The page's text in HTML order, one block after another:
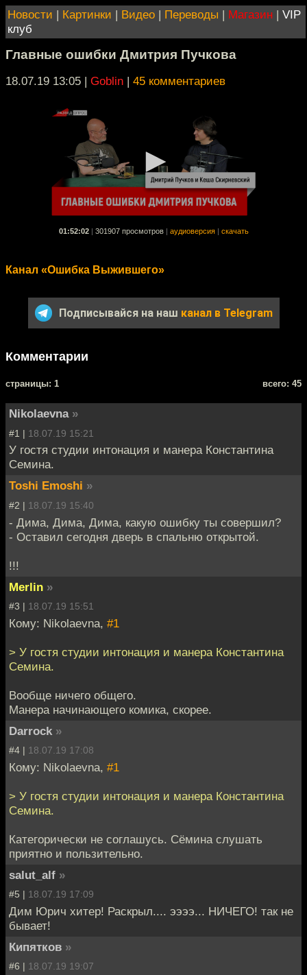
Новости | Картинки | Видео | Переводы | Магазин | VIP
клуб
Главные ошибки Дмитрия Пучкова
18.07.19 13:05 | Goblin | 45 комментариев
01:52:02 301907 просмотров аудиоверсия скачать
Канал «Ошибка Выжившего»
Подписывайся на наш канал в Telegram
Комментарии
cтраницы: 1 всего: 45
Nikolaevna »
#1 | 18.07.19 15:21
У гостя студии интонация и манера Константина
Семина.
Toshi Emoshi »
#2 | 18.07.19 15:40
- Дима, Дима, Дима, какую ошибку ты совершил?
- Оставил сегодня дверь в спальню открытой.
!!!
Merlin »
#3 | 18.07.19 15:51
Кому: Nikolaevna, #1
> У гостя студии интонация и манера Константина
Семина.
Вообще ничего общего.
Манера начинающего комика, скорее.
Darrock »
#4 | 18.07.19 17:08
Кому: Nikolaevna, #1
> У гостя студии интонация и манера Константина
Семина.
Категорически не соглашусь. Сёмина слушать
приятно и пользительно.
salut_alf »
#5 | 18.07.19 17:09
Дим Юрич хитер! Раскрыл.... ээээ... НИЧЕГО! так не
бывает!
Кипятков »
#6 | 18.07.19 19:07